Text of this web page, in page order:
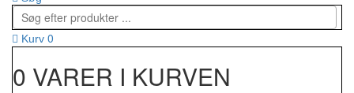
Kurv 0
0 VARER I KURVEN